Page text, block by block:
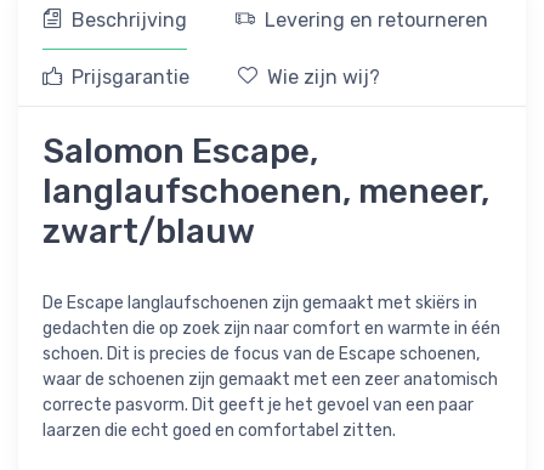
Beschrijving Levering en retourneren
Prijsgarantie Wie zijn wij?
Salomon Escape,
langlaufschoenen, meneer,
zwart/blauw
De Escape langlaufschoenen zijn gemaakt met skiërs in
gedachten die op zoek zijn naar comfort en warmte in één
schoen. Dit is precies de focus van de Escape schoenen,
waar de schoenen zijn gemaakt met een zeer anatomisch
correcte pasvorm. Dit geeft je het gevoel van een paar
laarzen die echt goed en comfortabel zitten.